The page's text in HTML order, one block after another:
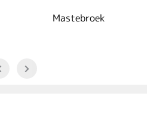
Mastebroek